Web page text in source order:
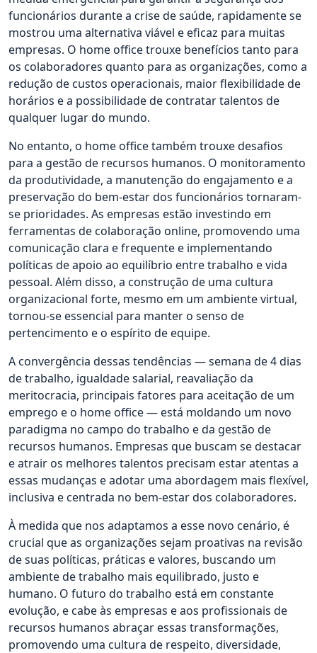
funcionários durante a crise de saúde, rapidamente se
mostrou uma alternativa viável e eficaz para muitas
empresas. O home office trouxe benefícios tanto para
os colaboradores quanto para as organizações, como a
redução de custos operacionais, maior flexibilidade de
horários e a possibilidade de contratar talentos de
qualquer lugar do mundo.
No entanto, o home office também trouxe desafios
para a gestão de recursos humanos. O monitoramento
da produtividade, a manutenção do engajamento e a
preservação do bem-estar dos funcionários tornaram-
se prioridades. As empresas estão investindo em
ferramentas de colaboração online, promovendo uma
comunicação clara e frequente e implementando
políticas de apoio ao equilíbrio entre trabalho e vida
pessoal. Além disso, a construção de uma cultura
organizacional forte, mesmo em um ambiente virtual,
tornou-se essencial para manter o senso de
pertencimento e o espírito de equipe.
A convergência dessas tendências — semana de 4 dias
de trabalho, igualdade salarial, reavaliação da
meritocracia, principais fatores para aceitação de um
emprego e o home office — está moldando um novo
paradigma no campo do trabalho e da gestão de
recursos humanos. Empresas que buscam se destacar
e atrair os melhores talentos precisam estar atentas a
essas mudanças e adotar uma abordagem mais flexível,
inclusiva e centrada no bem-estar dos colaboradores.
À medida que nos adaptamos a esse novo cenário, é
crucial que as organizações sejam proativas na revisão
de suas políticas, práticas e valores, buscando um
ambiente de trabalho mais equilibrado, justo e
humano. O futuro do trabalho está em constante
evolução, e cabe às empresas e aos profissionais de
recursos humanos abraçar essas transformações,
promovendo uma cultura de respeito, diversidade,